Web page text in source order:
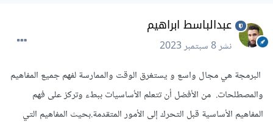
عبدالباسط ابراهيم
نشر8 سبتمبر 2023
البرمجة هي مجال واسع و يستغرق الوقت والممارسة لفهم جميع المفاهيم
والمصطلحات. من الأفضل أن تتعلم الأساسيات ببطء وتركز على فهم
المفاهيم الأساسية قبل التحرك إلى الأمور المتقدمة.بحيث المفاهيم التي